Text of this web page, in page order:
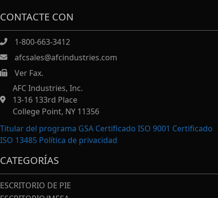
CONTACTE CON
1-800-663-3412
afcsales@afcindustries.com
https://afcindustries.com/contact/#:~:text=Fax
Ver Fax.
AFC Industries, Inc.
13-16 133rd Place
College Point, NY 11356
Titular del programa GSA Certificado ISO 9001 Certificado
ISO 13485 Política de privacidad
CATEGORÍAS
ESCRITORIO DE PIE